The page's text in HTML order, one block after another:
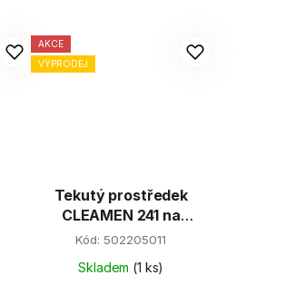
AKCE
VÝPRODEJ
Tekutý prostředek
CLEAMEN 241 na
konvektomaty a
Kód: 502205011
Skladem (1 ks)